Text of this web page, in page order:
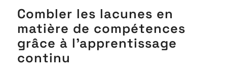
Combler les lacunes en
matière de compétences
grâce à l'apprentissage
continu